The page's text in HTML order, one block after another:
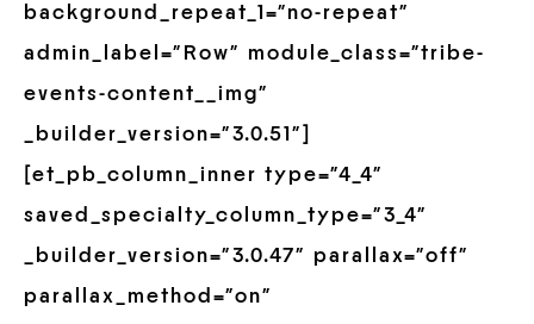
background_repeat_1=”no-repeat”
admin_label=”Row” module_class=”tribe-
events-content__img”
_builder_version=”3.0.51″]
[et_pb_column_inner type=”4_4″
saved_specialty_column_type=”3_4″
_builder_version=”3.0.47″ parallax=”off”
parallax_method=”on”